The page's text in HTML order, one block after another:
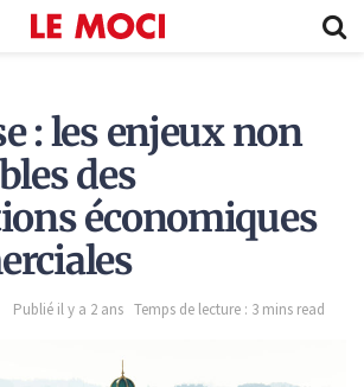
: les enjeux non
des
économiques
Publié il y a 2 ans Temps de lecture : 3 mins read